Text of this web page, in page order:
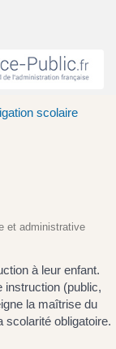
scolaire
et administrative
à leur enfant.
instruction (public,
la maîtrise du
obligatoire.